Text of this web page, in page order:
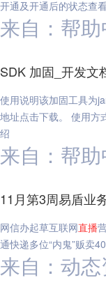
开通及开通后的状态查
来自：帮
SDK 加固_开发文
使用说明该加固工具为
地址点击下载。 使用方
绍
来自：帮
11月第3周易盾业
网信办起草互联网直播
通快递多位“内鬼”贩卖
来自：动